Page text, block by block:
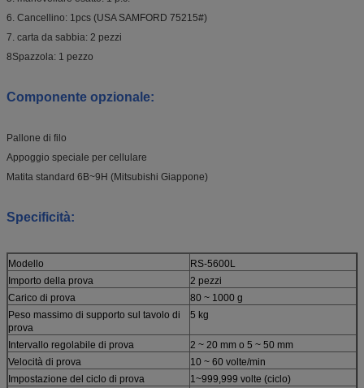
6. Cancellino: 1pcs (USA SAMFORD 75215#)
7. carta da sabbia: 2 pezzi
8Spazzola: 1 pezzo
Componente opzionale:
Pallone di filo
Appoggio speciale per cellulare
Matita standard 6B~9H (Mitsubishi Giappone)
Specificità:
Modello
RS-5600L
Importo della prova
2 pezzi
Carico di prova
80 ~ 1000 g
Peso massimo di supporto sul tavolo di
prova
5 kg
Intervallo regolabile di prova
2 ~ 20 mm o 5 ~ 50 mm
Velocità di prova
10 ~ 60 volte/min
Impostazione del ciclo di prova
1~999,999 volte (ciclo)